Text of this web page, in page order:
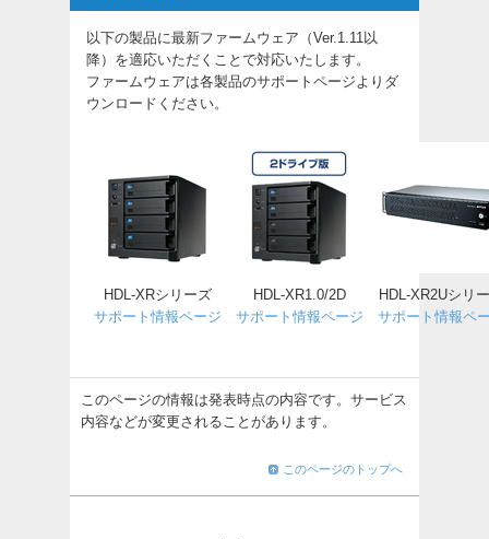
以下の製品に最新ファームウェア（Ver.1.11以
降）を適応いただくことで対応いたします。
ファームウェアは各製品のサポートページよりダ
ウンロードください。
HDL-XRシリーズ
サポート情報ページ
HDL-XR1.0/2D
サポート情報ページ
HDL-XR2Uシリ
サポート情報ペ
このページの情報は発表時点の内容です。サービス
内容などが変更されることがあります。
このページのトップへ